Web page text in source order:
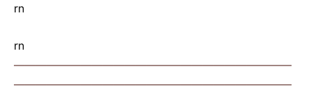
rn
rn
—————————————————————————
—————————————————————————